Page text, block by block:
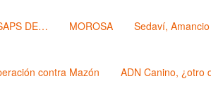
DE… MOROSA Sedaví,
contra Mazón ADN Canino, ¿otro